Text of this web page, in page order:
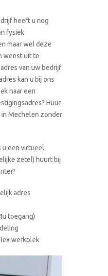
heeft u nog
fysiek
maar wel deze
wenst uit te
van uw bedrijf
kan u bij ons
naar een
Huur
Mechelen zonder
u een virtueel
zetel) huurt bij
adres
toegang)
werkplek